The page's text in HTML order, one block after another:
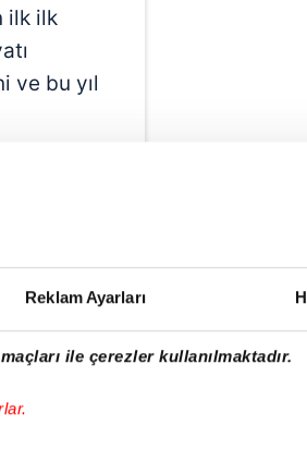
Reklam Ayarları
ile çerezler kullanılmaktadır.
ilk ilk
ve bu yıl